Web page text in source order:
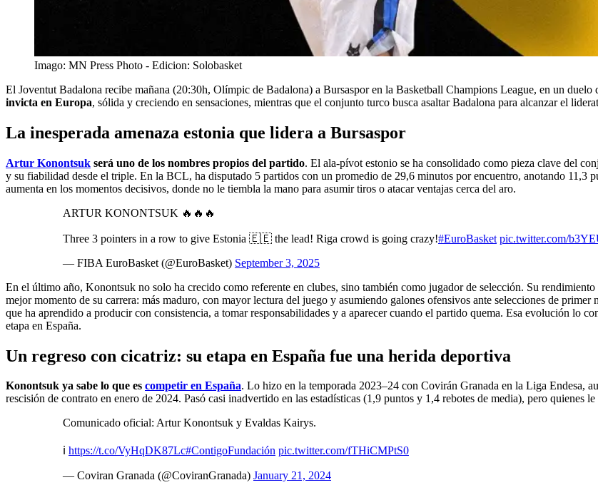
Imago: MN Press Photo - Edicion: Solobasket
El Joventut Badalona recibe mañana (20:30h, Olímpic de Badalona) a Bursaspor en la Basketball Champions League, en un
invicta en Europa, sólida y creciendo en sensaciones, mientras que el conjunto turco busca asaltar Badalona para alcanzar el
La inesperada amenaza estonia que lidera a Bursaspor
Artur Konontsuk será uno de los nombres propios del partido. El ala-pívot estonio se ha consolidado como pieza clave del
y su fiabilidad desde el triple. En la BCL, ha disputado 5 partidos con un promedio de 29,6 minutos por encuentro, anotando
aumenta en los momentos decisivos, donde no le tiembla la mano para asumir tiros o atacar ventajas cerca del aro.
ARTUR KONONTSUK 🔥🔥🔥
Three 3 pointers in a row to give Estonia 🇪🇪 the lead! Riga crowd is going crazy!#EuroBasket pic.twitter.com/
— FIBA EuroBasket (@EuroBasket) September 3, 2025
En el último año, Konontsuk no solo ha crecido como referente en clubes, sino también como jugador de selección. Su rendimiento
mejor momento de su carrera: más maduro, con mayor lectura del juego y asumiendo galones ofensivos ante selecciones de
que ha aprendido a producir con consistencia, a tomar responsabilidades y a aparecer cuando el partido quema. Esa evolución lo
etapa en España.
Un regreso con cicatriz: su etapa en España fue una herida deportiva
Konontsuk ya sabe lo que es competir en España. Lo hizo en la temporada 2023–24 con Covirán Granada en la Liga Endesa,
rescisión de contrato en enero de 2024. Pasó casi inadvertido en las estadísticas (1,9 puntos y 1,4 rebotes de media), pero quienes
Comunicado oficial: Artur Konontsuk y Evaldas Kairys.
ℹ️ https://t.co/VyHqDK87Lc#ContigoFundación pic.twitter.com/fTHiCMPtS0
— Coviran Granada (@CoviranGranada) January 21, 2024